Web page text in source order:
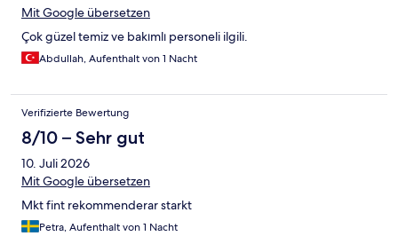
Mit Google übersetzen
Çok güzel temiz ve bakımlı personeli ilgili.
Abdullah, Aufenthalt von 1 Nacht
Verifizierte Bewertung
8/10 – Sehr gut
10. Juli 2026
Mit Google übersetzen
Mkt fint rekommenderar starkt
Petra, Aufenthalt von 1 Nacht